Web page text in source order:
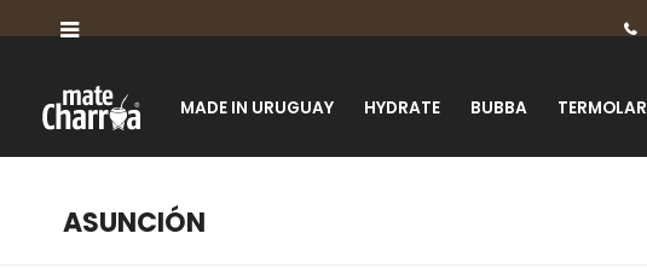
MADE IN URUGUAY HYDRATE BUBBA TERMOLAR

ASUNCIÓN